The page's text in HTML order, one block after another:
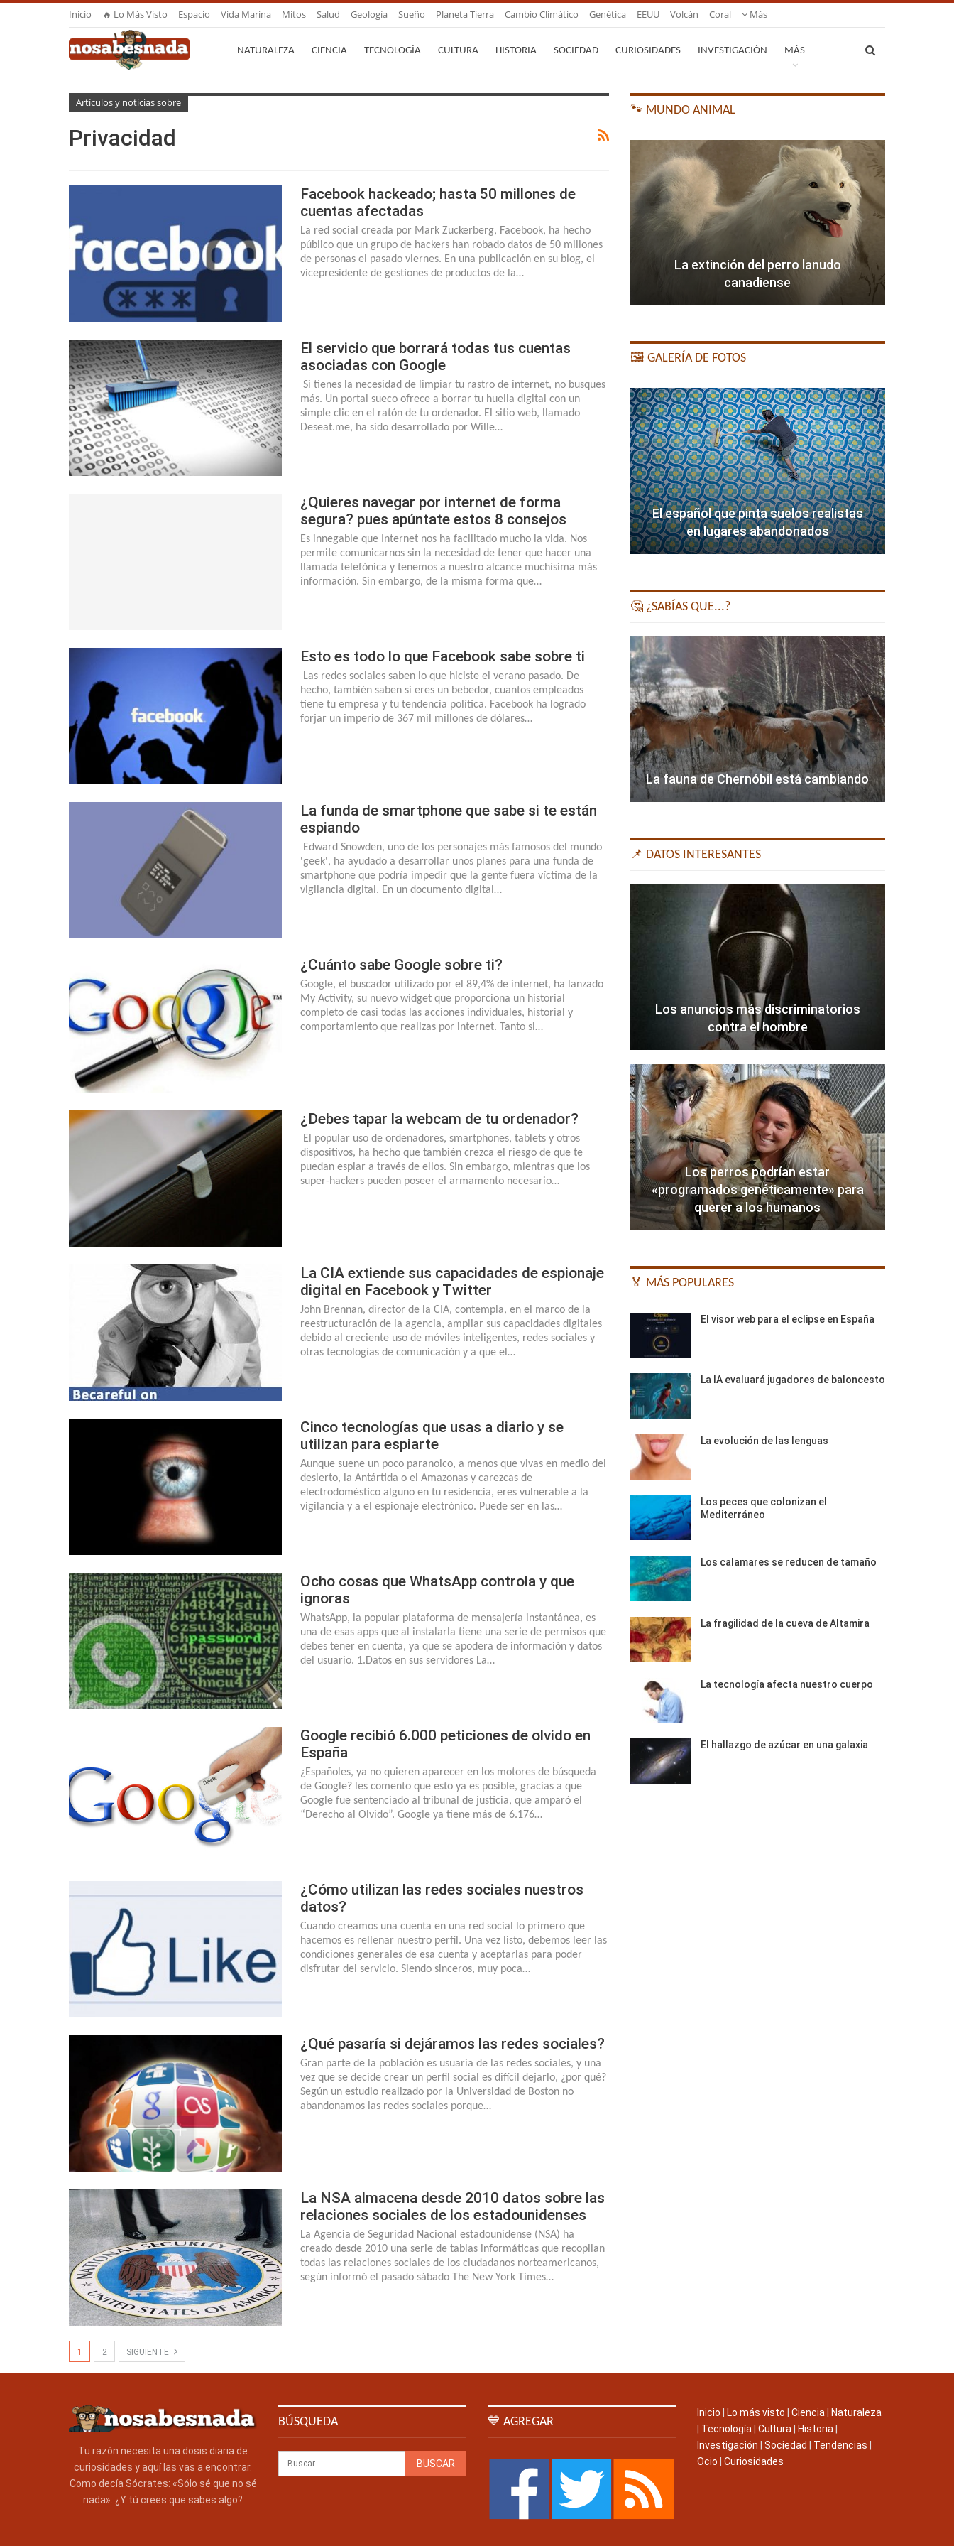
Inicio 🔥 Lo Más Visto Espacio Vida Marina Mitos Salud Geología Sueño Planeta Tierra Cambio Climático Genética EEUU Volcán Coral Más
NATURALEZA CIENCIA TECNOLOGÍA CULTURA HISTORIA SOCIEDAD CURIOSIDADES INVESTIGACIÓN MÁS
Artículos y noticias sobre
Privacidad
Facebook hackeado; hasta 50 millones de
cuentas afectadas
La red social creada por Mark Zuckerberg, Facebook, ha hecho
público que un grupo de hackers han robado datos de 50 millones
de personas el pasado viernes. En una publicación en su blog, el
vicepresidente de gestiones de productos de la…
El servicio que borrará todas tus cuentas
asociadas con Google
Si tienes la necesidad de limpiar tu rastro de internet, no busques
más. Un portal sueco ofrece a borrar tu huella digital con un
simple clic en el ratón de tu ordenador. El sitio web, llamado
Deseat.me, ha sido desarrollado por Wille…
¿Quieres navegar por internet de forma
segura? pues apúntate estos 8 consejos
Es innegable que Internet nos ha facilitado mucho la vida. Nos
permite comunicarnos sin la necesidad de tener que hacer una
llamada telefónica y tenemos a nuestro alcance muchísima más
información. Sin embargo, de la misma forma que…
Esto es todo lo que Facebook sabe sobre ti
Las redes sociales saben lo que hiciste el verano pasado. De
hecho, también saben si eres un bebedor, cuantos empleados
tiene tu empresa y tu tendencia política. Facebook ha logrado
forjar un imperio de 367 mil millones de dólares…
La funda de smartphone que sabe si te están
espiando
Edward Snowden, uno de los personajes más famosos del mundo
'geek', ha ayudado a desarrollar unos planes para una funda de
smartphone que podría impedir que la gente fuera víctima de la
vigilancia digital. En un documento digital…
¿Cuánto sabe Google sobre ti?
Google, el buscador utilizado por el 89,4% de internet, ha lanzado
My Activity, su nuevo widget que proporciona un historial
completo de casi todas las acciones individuales, historial y
comportamiento que realizas por internet. Tanto si…
¿Debes tapar la webcam de tu ordenador?
El popular uso de ordenadores, smartphones, tablets y otros
dispositivos, ha hecho que también crezca el riesgo de que te
puedan espiar a través de ellos. Sin embargo, mientras que los
super-hackers pueden poseer el armamento necesario…
La CIA extiende sus capacidades de espionaje
digital en Facebook y Twitter
John Brennan, director de la CIA, contempla, en el marco de la
reestructuración de la agencia, ampliar sus capacidades digitales
debido al creciente uso de móviles inteligentes, redes sociales y
otras tecnologías de comunicación y a que el…
Cinco tecnologías que usas a diario y se
utilizan para espiarte
Aunque suene un poco paranoico, a menos que vivas en medio del
desierto, la Antártida o el Amazonas y carezcas de
electrodoméstico alguno en tu residencia, eres vulnerable a la
vigilancia y a el espionaje electrónico. Puede ser en las…
Ocho cosas que WhatsApp controla y que
ignoras
WhatsApp, la popular plataforma de mensajería instantánea, es
una de esas apps que al instalarla tiene una serie de permisos que
debes tener en cuenta, ya que se apodera de información y datos
del usuario. 1.Datos en sus servidores La…
Google recibió 6.000 peticiones de olvido en
España
¿Españoles, ya no quieren aparecer en los motores de búsqueda
de Google? les comento que esto ya es posible, gracias a que
Google fue sentenciado al tribunal de justicia, que amparó el
“Derecho al Olvido”. Google ya tiene más de 6.176…
¿Cómo utilizan las redes sociales nuestros
datos?
Cuando creamos una cuenta en una red social lo primero que
hacemos es rellenar nuestro perfil. Una vez listo, debemos leer las
condiciones generales de esa cuenta y aceptarlas para poder
disfrutar del servicio. Siendo sinceros, muy poca…
¿Qué pasaría si dejáramos las redes sociales?
Gran parte de la población es usuaria de las redes sociales, y una
vez que se decide crear un perfil social es difícil dejarlo, ¿por qué?
Según un estudio realizado por la Universidad de Boston no
abandonamos las redes sociales porque…
La NSA almacena desde 2010 datos sobre las
relaciones sociales de los estadounidenses
La Agencia de Seguridad Nacional estadounidense (NSA) ha
creado desde 2010 una serie de tablas informáticas que recopilan
todas las relaciones sociales de los ciudadanos norteamericanos,
según informó el pasado sábado The New York Times…
1 2 SIGUIENTE
🐾 MUNDO ANIMAL
La extinción del perro lanudo
canadiense
🖼️ GALERÍA DE FOTOS
El español que pinta suelos realistas
en lugares abandonados
🤔 ¿SABÍAS QUE...?
La fauna de Chernóbil está cambiando
📌 DATOS INTERESANTES
Los anuncios más discriminatorios
contra el hombre
Los perros podrían estar
«programados genéticamente» para
querer a los humanos
🏅 MÁS POPULARES
El visor web para el eclipse en España
La IA evaluará jugadores de baloncesto
La evolución de las lenguas
Los peces que colonizan el
Mediterráneo
Los calamares se reducen de tamaño
La fragilidad de la cueva de Altamira
La tecnología afecta nuestro cuerpo
El hallazgo de azúcar en una galaxia
Tu razón necesita una dosis diaria de
curiosidades y aquí las vas a encontrar.
Como decía Sócrates: «Sólo sé que no sé
nada». ¿Y tú crees que sabes algo?
BÚSQUEDA 💙 AGREGAR
Inicio Lo más visto Ciencia
Naturaleza
Tecnología Cultura Historia
Investigación
Sociedad Tendencias
Ocio
Curiosidades